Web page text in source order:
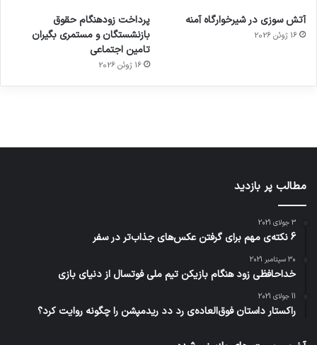
آتش سوزی در شیرخوارگاه آمنه
16 ژوئن 2026
پرداخت زودهنگام حقوق
بازنشستگان و مستمری بگیران
تامین اجتماعی
16 ژوئن 2026
برای
کشف
توسط
مجازی
…
ساعت
هوشمند
با طعم
توسط
ژاکت
در
های
2023
توسط
مطالب پر بازدید
3 جولای 2021
6 نکته‌ی مهم برای گرفتن عکس‌های جذاب‌تر در سفر
30 سپتامبر 2021
خداحافظی زود هنگام بازیکن تیم ملی فوتسال از دنیای بازی
11 جولای 2021
راکستار داستان فوق‌العاده‌ی رد دد ریدمپشن را چگونه روایت کرد؟